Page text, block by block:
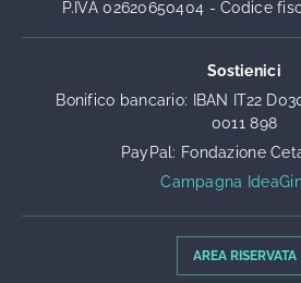
P.IVA 02620650404 - Codice
Sostienici
Bonifico bancario: IBAN IT22
0011 898
PayPal: Fondazione
Campagna
AREA RISERVATA